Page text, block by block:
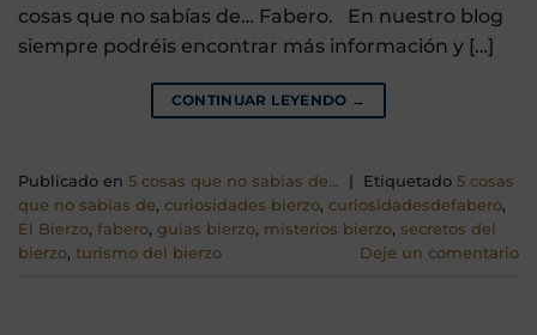
cosas que no sabías de… Fabero. En nuestro blog
siempre podréis encontrar más información y […]
CONTINUAR LEYENDO →
Publicado en 5 cosas que no sabías de... Etiquetado 5 cosas
que no sabias de, curiosidades bierzo, curiosidadesdefabero,
El Bierzo, fabero, guias bierzo, misterios bierzo, secretos del
bierzo, turismo del bierzo Deje un comentario